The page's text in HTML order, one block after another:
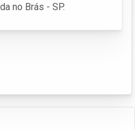
no Brás - SP.